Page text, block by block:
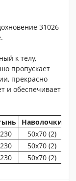
31026
к телу,
пропускает
прекрасно
и обеспечивает
Наволочки
50x70 (2)
50x70 (2)
50x70 (2)